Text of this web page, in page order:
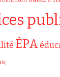
ÉPA